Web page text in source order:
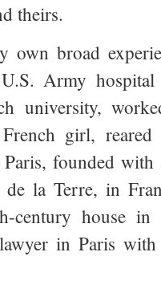
theirs.
own broad
Army hospital
university,
girl,
founded
la Terre, in
century house
in Paris